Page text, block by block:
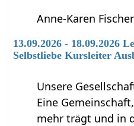
Anne-Karen Fischer
13.09.2026 - 18.09.2026
Selbstliebe Kursleiter
Unsere
Eine
mehr trägt und in